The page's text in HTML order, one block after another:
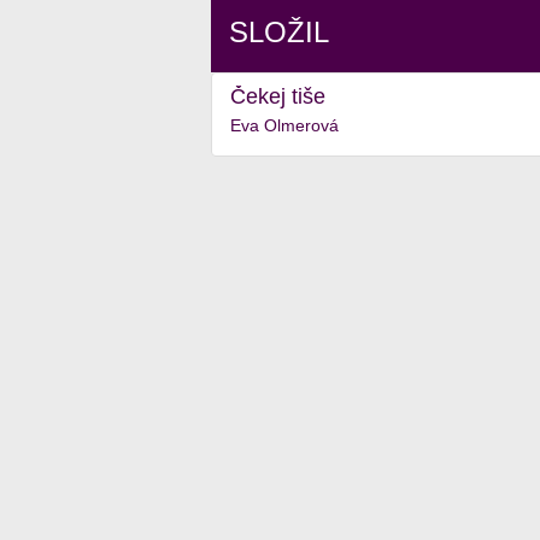
SLOŽIL
Čekej tiše
Eva Olmerová